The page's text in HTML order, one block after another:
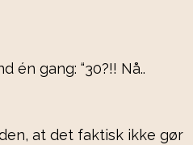
gang: “30?!! Nå..
at det faktisk ikke gør